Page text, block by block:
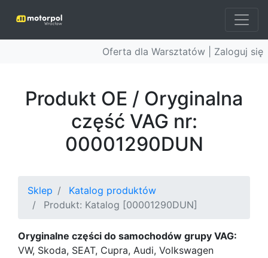
Oferta dla Warsztatów | Zaloguj się
Produkt OE / Oryginalna
część VAG nr:
00001290DUN
Sklep
Katalog produktów
Produkt: Katalog [00001290DUN]
Oryginalne części do samochodów grupy VAG:
VW, Skoda, SEAT, Cupra, Audi, Volkswagen